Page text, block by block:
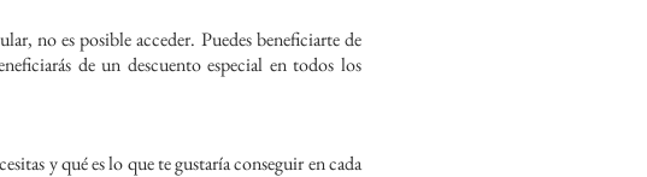
no es posible acceder. Puedes beneficiarte de
de un descuento especial en todos los
y qué es lo que te gustaría conseguir en cada